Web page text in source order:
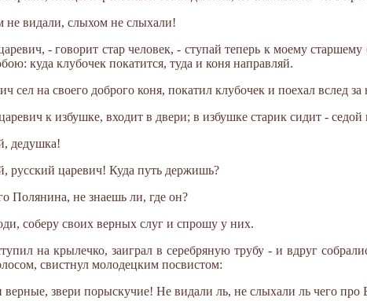
не видали, слыхом не слыхали!
- говорит стар человек, - ступай теперь к моему
куда клубочек покатится, туда и коня направляй.
сел на своего доброго коня, покатил клубочек и поехал вслед
к избушке, входит в двери; в избушке старик сидит - седой
дедушка!
русский царевич! Куда путь держишь?
Полянина, не знаешь ли, где он?
соберу своих верных слуг и спрошу у них.
на крылечко, заиграл в серебряную трубу - и вдруг
свистнул молодецким посвистом:
звери порыскучие! Не видали ль, не слыхали ль чего про